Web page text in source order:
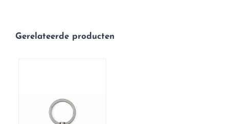
Gerelateerde producten